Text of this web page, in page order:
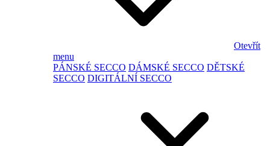
Otevřít
menu
PÁNSKÉ SECCO DÁMSKÉ SECCO DĚTSKÉ
SECCO DIGITÁLNÍ SECCO